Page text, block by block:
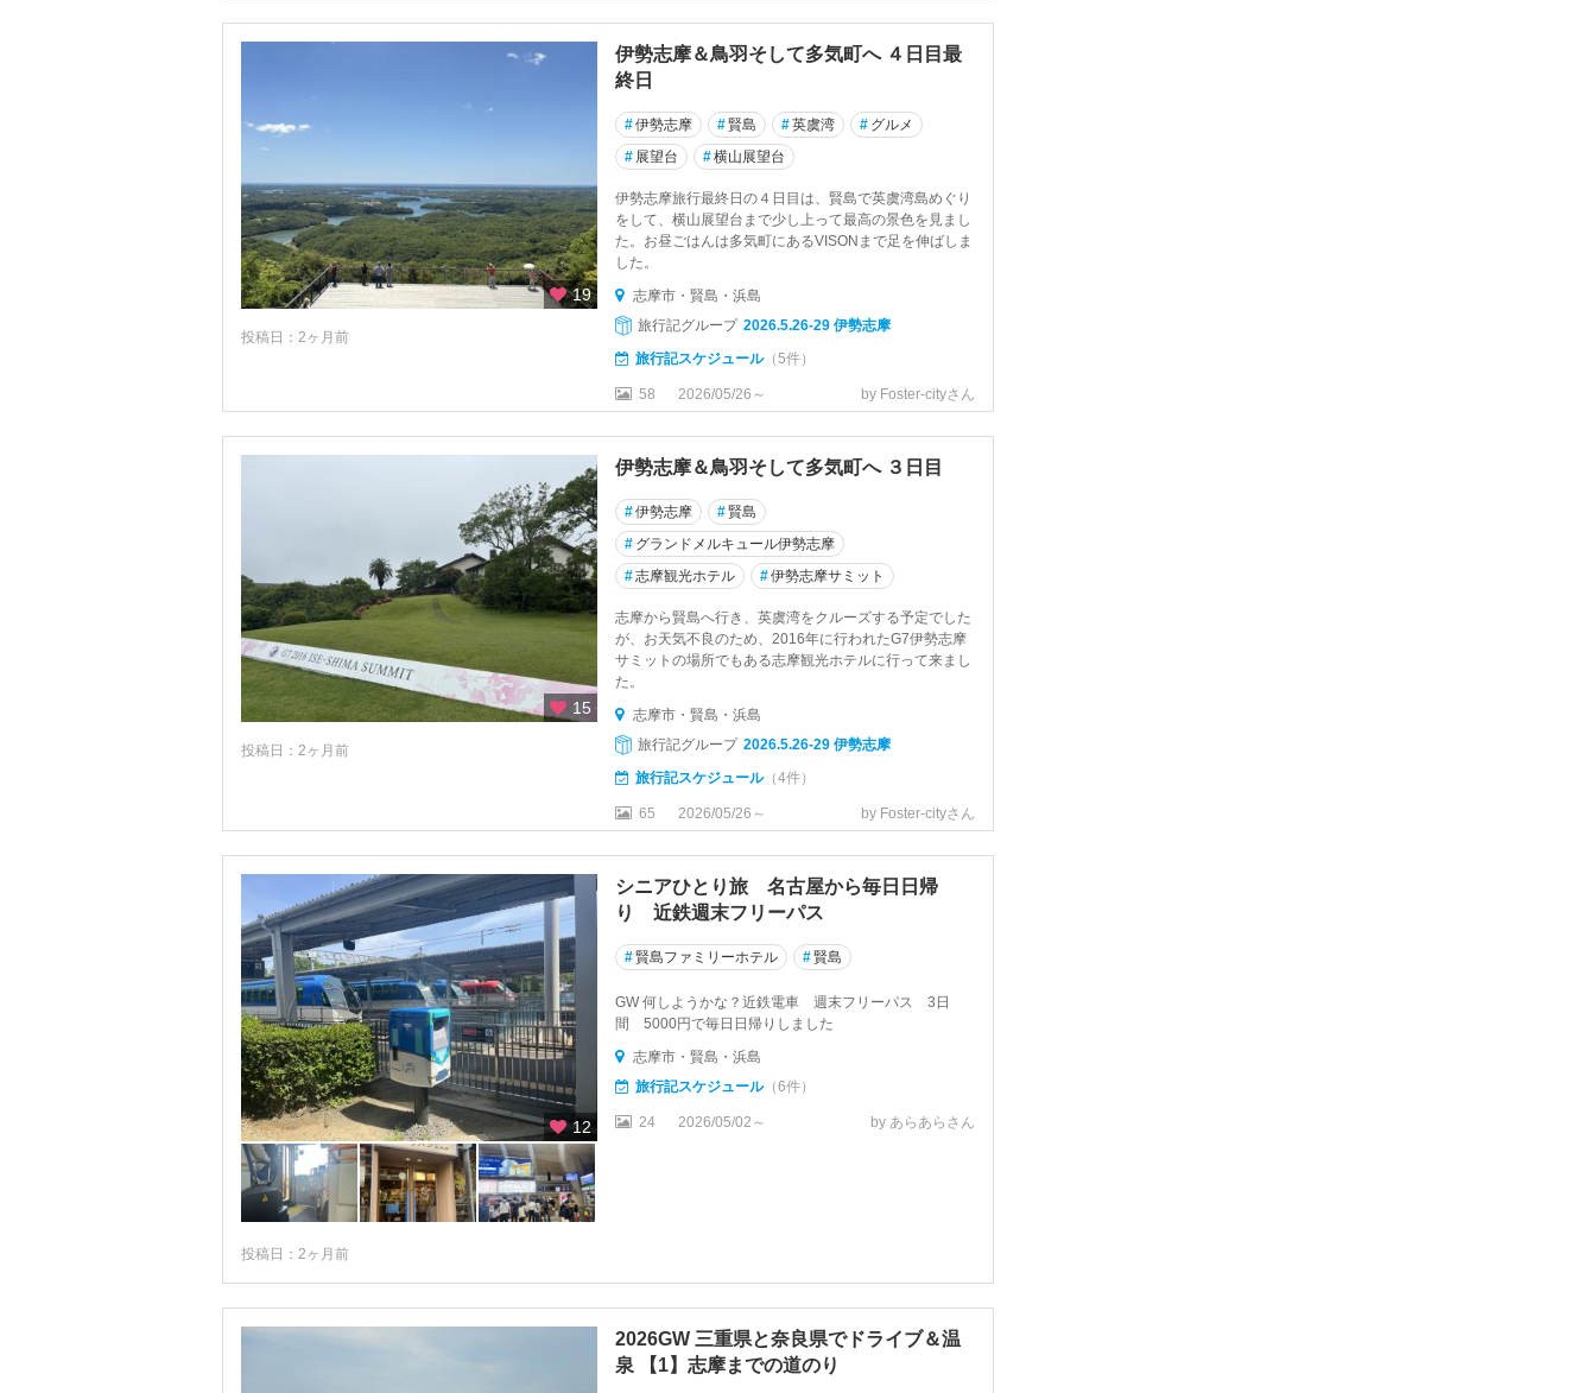
19
投稿日：2ヶ月前
伊勢志摩＆鳥羽そして多気町へ ４日目最
終日
#伊勢志摩 #賢島 #英虞湾 # グルメ
# 展望台 #横山展望台
伊勢志摩旅行最終日の４日目は、賢島で英虞湾島めぐり
をして、横山展望台まで少し上って最高の景色を見まし
た。お昼ごはんは多気町にあるVISONまで足を伸ばしま
した。
志摩市・賢島・浜島
旅行記グループ 2026.5.26-29 伊勢志摩
旅行記スケジュール（5件）
58 2026/05/26～ by Foster-cityさん
15
投稿日：2ヶ月前
伊勢志摩＆鳥羽そして多気町へ ３日目
#伊勢志摩 #賢島
# グランドメルキュール伊勢志摩
#志摩観光ホテル #伊勢志摩サミット
志摩から賢島へ行き、英虞湾をクルーズする予定でした
が、お天気不良のため、2016年に行われたG7伊勢志摩
サミットの場所でもある志摩観光ホテルに行って来まし
た。
志摩市・賢島・浜島
旅行記グループ 2026.5.26-29 伊勢志摩
旅行記スケジュール（4件）
65 2026/05/26～ by Foster-cityさん
12
投稿日：2ヶ月前
シニアひとり旅 名古屋から毎日日帰
り 近鉄週末フリーパス
#賢島ファミリーホテル #賢島
GW 何しようかな？近鉄電車 週末フリーパス 3日
間 5000円で毎日日帰りしました
志摩市・賢島・浜島
旅行記スケジュール（6件）
24 2026/05/02～ by あらあらさん
2026GW 三重県と奈良県でドライブ＆温
泉 【1】志摩までの道のり